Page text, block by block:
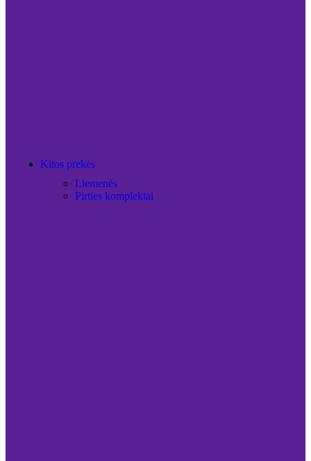
Kitos prekės
Liemenės
Pirties komplektai